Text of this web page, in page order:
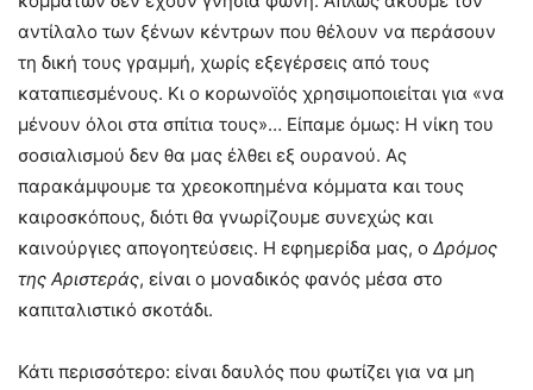
αντίλαλο των ξένων κέντρων που θέλουν να περάσουν
τη δική τους γραμμή, χωρίς εξεγέρσεις από τους
καταπιεσμένους. Κι ο κορωνοϊός χρησιμοποιείται για «να
μένουν όλοι στα σπίτια τους»… Είπαμε όμως: Η νίκη του
σοσιαλισμού δεν θα μας έλθει εξ ουρανού. Ας
παρακάμψουμε τα χρεοκοπημένα κόμματα και τους
καιροσκόπους, διότι θα γνωρίζουμε συνεχώς και
καινούργιες απογοητεύσεις. Η εφημερίδα μας, ο Δρόμος
της Αριστεράς, είναι ο μοναδικός φανός μέσα στο
καπιταλιστικό σκοτάδι.
Κάτι περισσότερο: είναι δαυλός που φωτίζει για να μη